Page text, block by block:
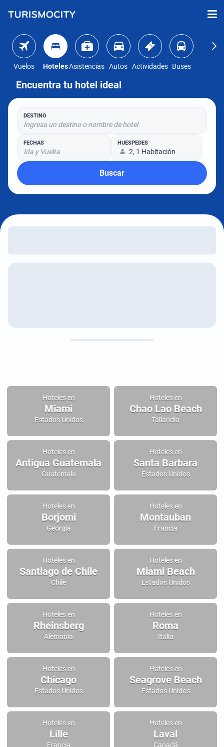
Vuelos HotelesAsistencias Autos Actividades Buses
Encuentra tu hotel ideal
DESTINO
Ingresa un destino o nombre de hotel
FECHAS
Ida y Vuelta
HUÉSPEDES
2, 1 Habitación
Buscar
Hoteles en
Miami
Estados Unidos
Hoteles en
Chao Lao Beach
Tailandia
Hoteles en
Antigua Guatemala
Guatemala
Hoteles en
Santa Barbara
Estados Unidos
Hoteles en
Borjomi
Georgia
Hoteles en
Montauban
Francia
Hoteles en
Santiago de Chile
Chile
Hoteles en
Miami Beach
Estados Unidos
Hoteles en
Rheinsberg
Alemania
Hoteles en
Roma
Italia
Hoteles en
Chicago
Estados Unidos
Hoteles en
Seagrove Beach
Estados Unidos
Hoteles en
Lille
Francia
Hoteles en
Laval
Canadá